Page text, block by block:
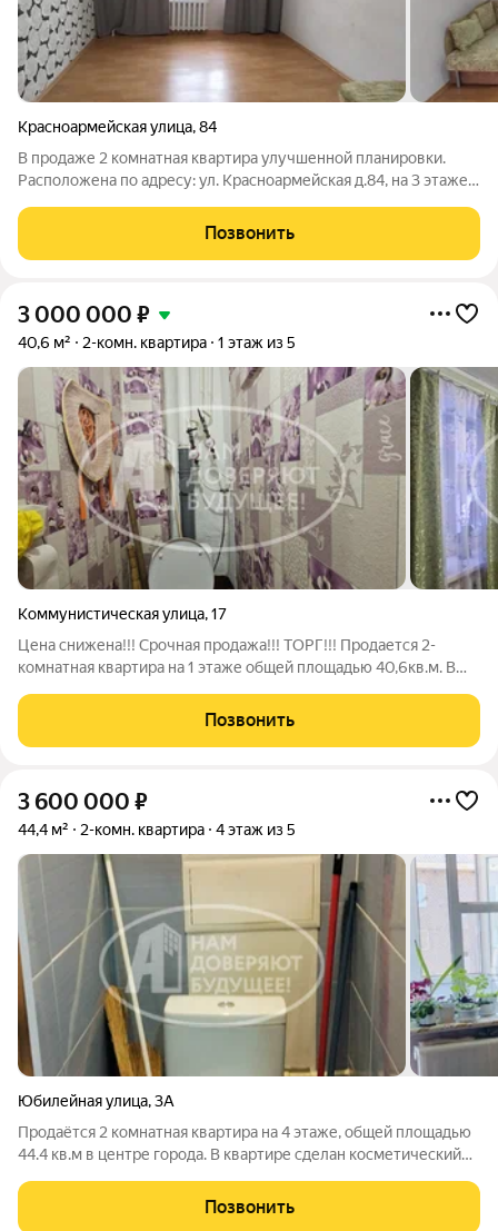
Красноармейская улица,84
В продаже 2 комнатная квартира улучшенной планировки.
Расположена по адресу: ул. Красноармейская д.84, на 3 этаже 5
площадь квартиры составляет 48,7 м2. Комнаты изолированы,
сан/узел раздельный.
Позвонить
3 000 000 ₽
40,6 м² 2-комн. квартира 1 этаж из 5
Коммунистическая улица,17
Цена снижена!!! Срочная продажа!!! ТОРГ!!! Продается 2-
комнатная квартира на 1 этаже общей площадью 40,6кв.м. В
всех комнатах. Пол бетонный, линолеум. Санузел раздельный.
В этой квартире отличная
Позвонить
3 600 000 ₽
44,4 м² 2-комн. квартира 4 этаж из 5
Юбилейная улица,3А
Продаётся 2 комнатная квартира на 4 этаже, общей площадью
44.4 кв.м в центре города. В квартире сделан косметический
домом развития та вся инфраструктура. Поможем с
одобрением ипотеки без
Позвонить